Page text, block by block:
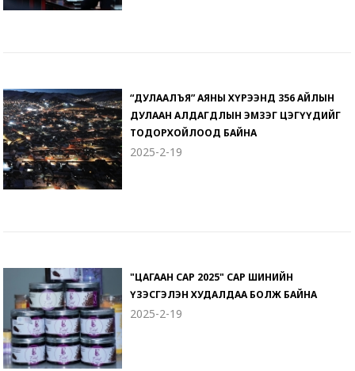
“ДУЛААЛЪЯ” АЯНЫ ХҮРЭЭНД 356 АЙЛЫН
ДУЛААН АЛДАГДЛЫН ЭМЗЭГ ЦЭГҮҮДИЙГ
ТОДОРХОЙЛООД БАЙНА
2025-2-19
"ЦАГААН САР 2025" САР ШИНИЙН
ҮЗЭСГЭЛЭН ХУДАЛДАА БОЛЖ БАЙНА
2025-2-19